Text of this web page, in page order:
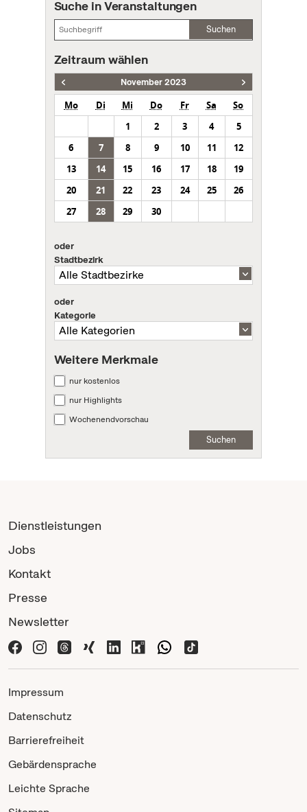
Suche in Veranstaltungen
Suchen
Zeitraum wählen
November 2023
Mo Di Mi Do Fr Sa
So
1
2 3 4
5
6
7 8 9 10 11
12
13
14 15 16 17 18
19
20
21 22 23 24 25
26
27
28 29 30
oder
Stadtbezirk
oder
Kategorie
Weitere Merkmale
nur kostenlos
nur Highlights
Wochenendvorschau
Suchen
Dienstleistungen
Jobs
Kontakt
Presse
Newsletter
Impressum
Datenschutz
Barrierefreiheit
Gebärdensprache
Leichte Sprache